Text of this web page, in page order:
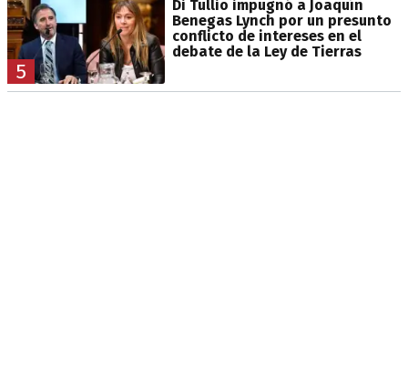
5
Di Tullio impugnó a Joaquín
Benegas Lynch por un presunto
conflicto de intereses en el
debate de la Ley de Tierras